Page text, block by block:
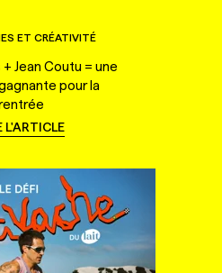
ET CRÉATIVITÉ
+ Jean Coutu = une
pour la
L'ARTICLE